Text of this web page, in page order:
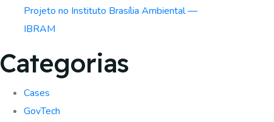
Projeto no Instituto Brasília Ambiental —
IBRAM
Categorias
Cases
GovTech